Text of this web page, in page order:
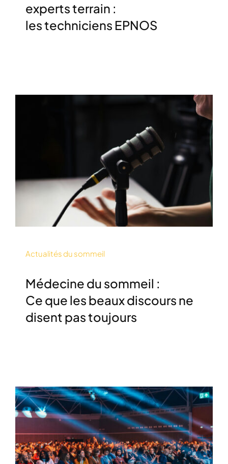
experts terrain :
les techniciens EPNOS
Actualités du sommeil
Médecine du sommeil :
Ce que les beaux discours ne
disent pas toujours